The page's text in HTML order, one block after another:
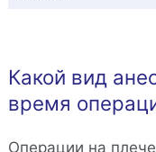
Какой вид
время
Операции на